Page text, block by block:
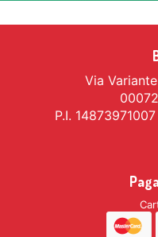
Via
P.I.